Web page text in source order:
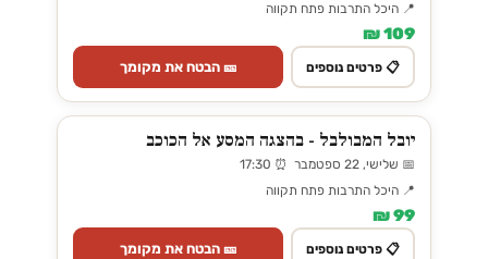
📍 היכל התרבות פתח תקווה
109 ₪
📋 פרטים נוספים 🎫 הבטח את מקומך
יובל המבולבל - בהצגה המסע אל הכוכב
📅 שלישי, 22 ספטמבר ⏰ 17:30
📍 היכל התרבות פתח תקווה
99 ₪
📋 פרטים נוספים 🎫 הבטח את מקומך